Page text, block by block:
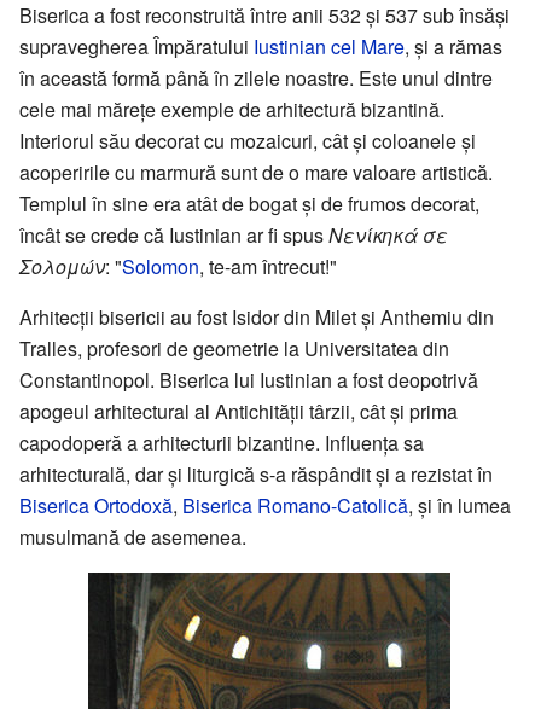
Biserica a fost reconstruită între anii 532 și 537 sub însăşi
supravegherea Împăratului Iustinian cel Mare, şi a rămas
în această formă până în zilele noastre. Este unul dintre
cele mai măreţe exemple de arhitectură bizantină.
Interiorul său decorat cu mozaicuri, cât şi coloanele şi
acoperirile cu marmură sunt de o mare valoare artistică.
Templul în sine era atât de bogat şi de frumos decorat,
încât se crede că Iustinian ar fi spusΝενίκηκά σε
Σολομών: "Solomon, te-am întrecut!"
Arhitecţii bisericii au fost Isidor din Milet şi Anthemiu din
Tralles, profesori de geometrie la Universitatea din
Constantinopol. Biserica lui Iustinian a fost deopotrivă
apogeul arhitectural al Antichităţii târzii, cât şi prima
capodoperă a arhitecturii bizantine. Influenţa sa
arhitecturală, dar şi liturgică s-a răspândit şi a rezistat în
Biserica Ortodoxă, Biserica Romano-Catolică, şi în lumea
musulmană de asemenea.